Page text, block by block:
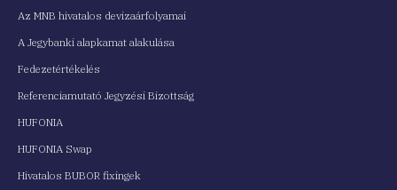
Az MNB hivatalos devizaárfolyamai
A Jegybanki alapkamat alakulása
Fedezetértékelés
Referenciamutató Jegyzési Bizottság
HUFONIA
HUFONIA Swap
Hivatalos BUBOR fixingek